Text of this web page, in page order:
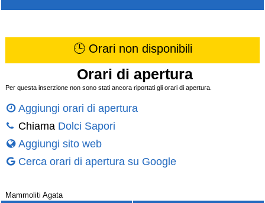
🕒 Orari non disponibili
Orari di apertura
Per questa inserzione non sono stati ancora riportati gli orari di apertura.
Aggiungi orari di apertura
Chiama Dolci Sapori
Aggiungi sito web
Cerca orari di apertura su Google
Mammoliti Agata